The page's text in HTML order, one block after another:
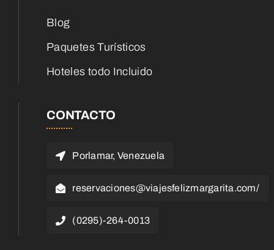
Blog
Paquetes Turísticos
Hoteles todo Incluido
CONTACTO
Porlamar, Venezuela
reservaciones@viajesfelizmargarita.com/
(0295)-264-0013